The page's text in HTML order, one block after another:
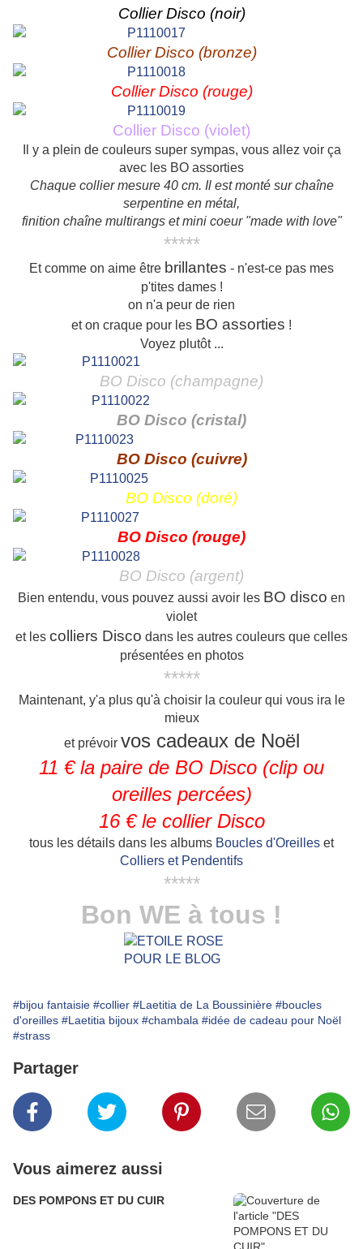
Collier Disco (noir)
Collier Disco (bronze)
Collier Disco (rouge)
Collier Disco (violet)
Il y a plein de couleurs super sympas, vous allez voir ça
avec les BO assorties
Chaque collier mesure 40 cm. Il est monté sur chaîne
serpentine en métal,
finition chaîne multirangs et mini coeur "made with love"
*****
Et comme on aime être brillantes - n'est-ce pas mes
p'tites dames !
on n'a peur de rien
et on craque pour les BO assorties !
Voyez plutôt ...
BO Disco (champagne)
BO Disco (cristal)
BO Disco (cuivre)
BO Disco (doré)
BO Disco (rouge)
BO Disco (argent)
Bien entendu, vous pouvez aussi avoir les BO disco en
violet
et les colliers Disco dans les autres couleurs que celles
présentées en photos
*****
Maintenant, y'a plus qu'à choisir la couleur qui vous ira le
mieux
et prévoir vos cadeaux de Noël
11 € la paire de BO Disco (clip ou
oreilles percées)
16 € le collier Disco
tous les détails dans les albums Boucles d'Oreilles et
Colliers et Pendentifs
*****
Bon WE à tous !
#bijou fantaisie #collier #Laetitia de La Boussinière #boucles
d'oreilles #Laetitia bijoux #chambala #idée de cadeau pour Noël
#strass
Partager
Vous aimerez aussi
DES POMPONS ET DU CUIR